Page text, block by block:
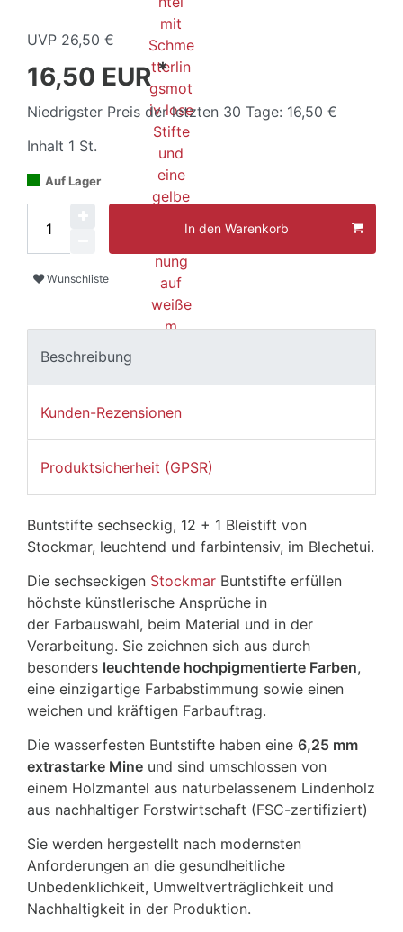
UVP 26,50 €
16,50 EUR*
Niedrigster Preis der letzten 30 Tage: 16,50 €
Inhalt 1 St.
Auf Lager
In den Warenkorb
Wunschliste
Beschreibung
Kunden-Rezensionen
Produktsicherheit (GPSR)
Buntstifte sechseckig, 12 + 1 Bleistift von
Stockmar, leuchtend und farbintensiv, im Blechetui.
Die sechseckigen Stockmar Buntstifte erfüllen
höchste künstlerische Ansprüche in
der Farbauswahl, beim Material und in der
Verarbeitung. Sie zeichnen sich aus durch
besonders leuchtende hochpigmentierte Farben,
eine einzigartige Farbabstimmung sowie einen
weichen und kräftigen Farbauftrag.
Die wasserfesten Buntstifte haben eine 6,25 mm
extrastarke Mine und sind umschlossen von
einem Holzmantel aus naturbelassenem Lindenholz
aus nachhaltiger Forstwirtschaft (FSC-zertifiziert)
Sie werden hergestellt nach modernsten
Anforderungen an die gesundheitliche
Unbedenklichkeit, Umweltverträglichkeit und
Nachhaltigkeit in der Produktion.